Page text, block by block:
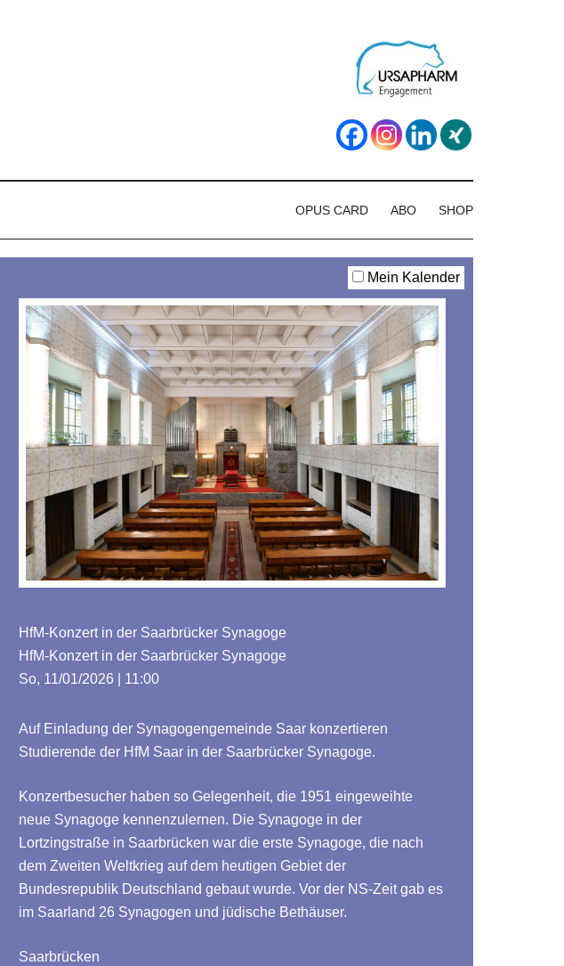
SHOP
ABO
OPUS CARD
Mein Kalender
HfM-Konzert in der Saarbrücker Synagoge
HfM-Konzert in der Saarbrücker Synagoge
So, 11/01/2026 | 11:00
Auf Einladung der Synagogengemeinde Saar konzertieren
Studierende der HfM Saar in der Saarbrücker Synagoge.
Konzertbesucher haben so Gelegenheit, die 1951 eingeweihte
neue Synagoge kennenzulernen. Die Synagoge in der
Lortzingstraße in Saarbrücken war die erste Synagoge, die nach
dem Zweiten Weltkrieg auf dem heutigen Gebiet der
Bundesrepublik Deutschland gebaut wurde. Vor der NS-Zeit gab es
im Saarland 26 Synagogen und jüdische Bethäuser.
Saarbrücken